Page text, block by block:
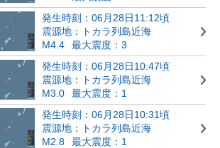
発生時刻：06月28日11:12頃
震源地：トカラ列島近海
M4.4
最大震度：3
発生時刻：06月28日10:47頃
震源地：トカラ列島近海
M3.0
最大震度：1
発生時刻：06月28日10:31頃
震源地：トカラ列島近海
M2.8
最大震度：1